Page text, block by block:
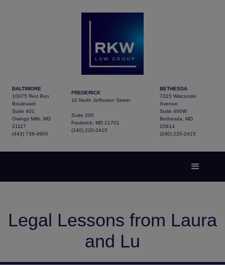
BALTIMORE
10075 Red Run
Boulevard
Suite 401
Owings Mills, MD
21117
(443) 738-4900
FREDERICK
10 North Jefferson Street
Suite 200
Frederick, MD 21701
(240) 220-2415
BETHESDA
7315 Wisconsin
Avenue
Suite 400W
Bethesda, MD
20814
(240) 220-2415
Legal Lessons from Laura
and Lu